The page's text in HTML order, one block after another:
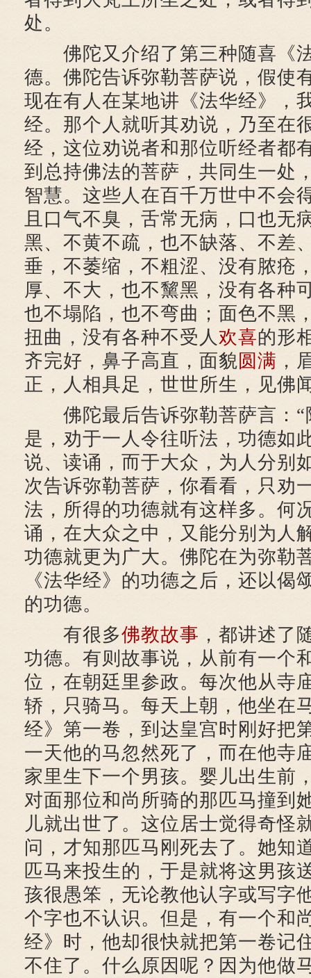
处。
佛陀又介绍了第三种随喜《
德。佛陀告诉弥勒菩萨说，假使
现在有人在某地讲《法华经》，
经。那个人就听其劝说，乃至在
经，这位劝说者和那位听经者都
到总持佛法的菩萨，共同生一处
智慧。这些人在百千万世中不会
且口气不臭，舌常无病，口也无
黑、不黄不疏，也不缺落、不差
垂，不萎缩，不粗涩、没有脓疮
厚、不大，也不黧黑，没有各种
也不塌陷，也不弯曲；面色不黑
扭曲，没有各种不受人欢喜的形
齐完好，鼻子高直，面貌圆满 ，
正，人相具足，世世所生，见佛
佛陀最后告诉弥勒菩萨言：“
是，劝于一人令往听法，功德如
说、读诵，而于大众，为人分别
次告诉弥勒菩萨，你看看，只劝
法，所得的功德就有这样多。何
诵，在大众之中，又能分别为人
功德就更为广大。佛陀在为弥勒
《法华经》的功德之后，还以偈
的功德。
有很多佛教故事 ，都讲述了
功德。有则故事说，从前有一个
位，在朝廷里参政。每次他从寺
轿，只骑马。每天上朝，他坐在
经》第一卷，到达皇宫时刚好把
一天他的马忽然死了，而在他寺
家里生下一个男孩。婴儿出生前
对面那位和尚所骑的那匹马撞到
儿就出世了。这位居士觉得奇怪
问，才知那匹马刚死去了。她知
匹马来投生的，于是就将这男孩
孩很愚笨，无论教他认字或写字
个字也不认识。但是，有一个和
经》时，他却很快就把第一卷记
不住了。什么原因呢？因为他做